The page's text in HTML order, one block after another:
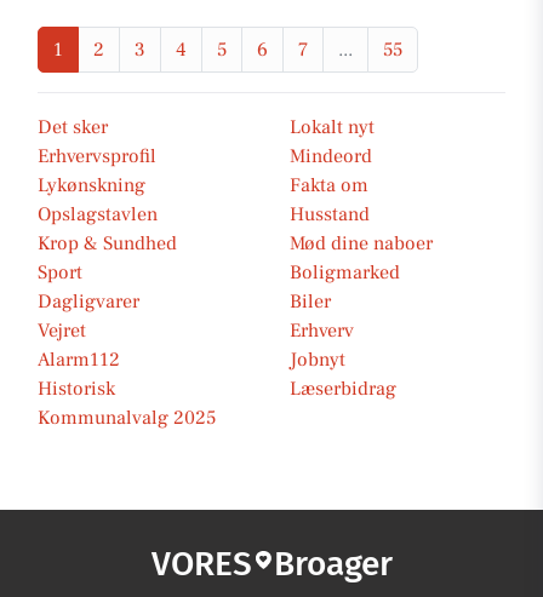
1 2 3 4 5 6 7 ... 55
Det sker
Lokalt nyt
Erhvervsprofil
Mindeord
Lykønskning
Fakta om
Opslagstavlen
Husstand
Krop & Sundhed
Mød dine naboer
Sport
Boligmarked
Dagligvarer
Biler
Vejret
Erhverv
Alarm112
Jobnyt
Historisk
Læserbidrag
Kommunalvalg 2025
VORES Broager